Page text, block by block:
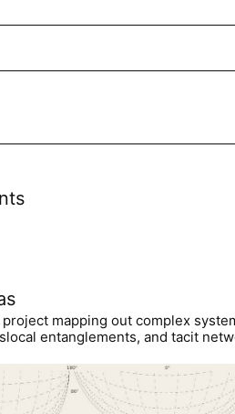
mapping out complex
entanglements, and tacit